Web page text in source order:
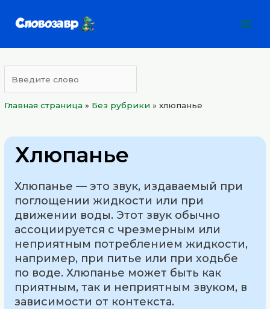
Главная страница » Без рубрики »хлюпанье
Хлюпанье
Хлюпанье — это звук, издаваемый при
поглощении жидкости или при
движении воды. Этот звук обычно
ассоциируется с чрезмерным или
неприятным потреблением жидкости,
например, при питье или при ходьбе
по воде. Хлюпанье может быть как
приятным, так и неприятным звуком, в
зависимости от контекста.